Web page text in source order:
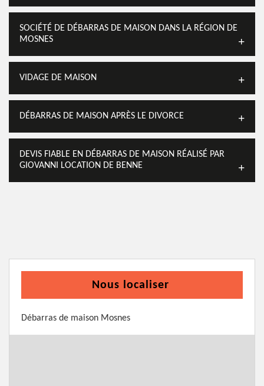
SOCIÉTÉ DE DÉBARRAS DE MAISON DANS LA RÉGION DE
MOSNES
VIDAGE DE MAISON
DÉBARRAS DE MAISON APRÈS LE DIVORCE
DEVIS FIABLE EN DÉBARRAS DE MAISON RÉALISÉ PAR
GIOVANNI LOCATION DE BENNE
Nous localiser
Débarras de maison Mosnes